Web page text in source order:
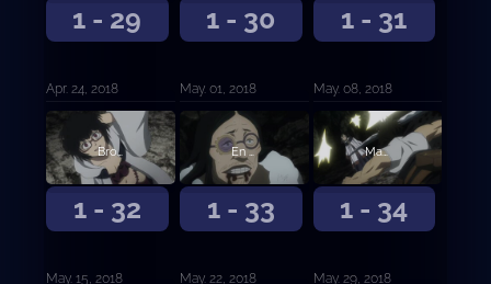
1 - 29
Apr. 24, 2018
1 - 30
May. 01, 2018
1 - 31
May. 08, 2018
1 - 32
Brotes de tres hojas
May. 15, 2018
1 - 33
En el futuro ayudará a alguien
May. 22, 2018
1 - 34
Magia de Luz contra Magia de Oscuridad
May. 29, 2018